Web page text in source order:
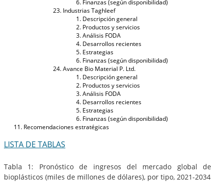
Finanzas (según disponibilidad)
Industrias Taghleef
Descripción general
Productos y servicios
Análisis FODA
Desarrollos recientes
Estrategias
Finanzas (según disponibilidad)
Avance Bio Material P. Ltd.
Descripción general
Productos y servicios
Análisis FODA
Desarrollos recientes
Estrategias
Finanzas (según disponibilidad)
Recomendaciones estratégicas
LISTA DE TABLAS
Tabla 1: Pronóstico de ingresos del mercado global de
bioplásticos (miles de millones de dólares), por tipo, 2021-2034